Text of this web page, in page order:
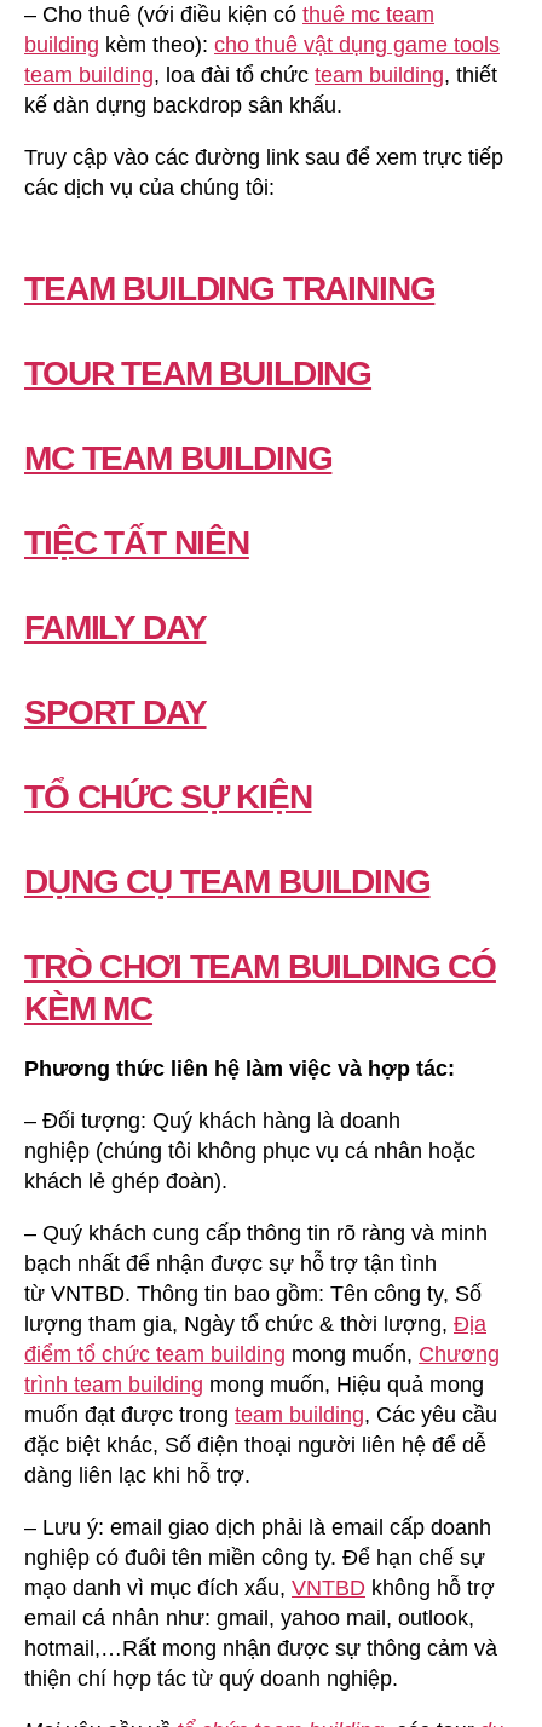
– Cho thuê (với điều kiện có thuê mc team
building kèm theo): cho thuê vật dụng game tools
team building, loa đài tổ chức team building, thiết
kế dàn dựng backdrop sân khấu.
Truy cập vào các đường link sau để xem trực tiếp
các dịch vụ của chúng tôi:
TEAM BUILDING TRAINING
TOUR TEAM BUILDING
MC TEAM BUILDING
TIỆC TẤT NIÊN
FAMILY DAY
SPORT DAY
TỔ CHỨC SỰ KIỆN
DỤNG CỤ TEAM BUILDING
TRÒ CHƠI TEAM BUILDING CÓ
KÈM MC
Phương thức liên hệ làm việc và hợp tác:
– Đối tượng: Quý khách hàng là doanh
nghiệp (chúng tôi không phục vụ cá nhân hoặc
khách lẻ ghép đoàn).
– Quý khách cung cấp thông tin rõ ràng và minh
bạch nhất để nhận được sự hỗ trợ tận tình
từ VNTBD. Thông tin bao gồm: Tên công ty, Số
lượng tham gia, Ngày tổ chức & thời lượng, Địa
điểm tổ chức team building mong muốn, Chương
trình team building mong muốn, Hiệu quả mong
muốn đạt được trong team building, Các yêu cầu
đặc biệt khác, Số điện thoại người liên hệ để dễ
dàng liên lạc khi hỗ trợ.
– Lưu ý: email giao dịch phải là email cấp doanh
nghiệp có đuôi tên miền công ty. Để hạn chế sự
mạo danh vì mục đích xấu, VNTBD không hỗ trợ
email cá nhân như: gmail, yahoo mail, outlook,
hotmail,…Rất mong nhận được sự thông cảm và
thiện chí hợp tác từ quý doanh nghiệp.